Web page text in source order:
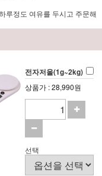
루정도 여유를 두시고 주문해
전자저울(1g~2kg)
상품가 : 28,990원
선택